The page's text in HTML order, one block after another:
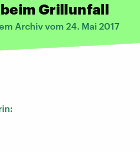
Grillunfall
Archiv vom 24. Mai 2017